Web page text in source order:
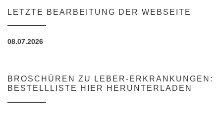
LETZTE BEARBEITUNG DER WEBSEITE
08.07.2026
BROSCHÜREN ZU LEBER-ERKRANKUNGEN:
BESTELLLISTE HIER HERUNTERLADEN